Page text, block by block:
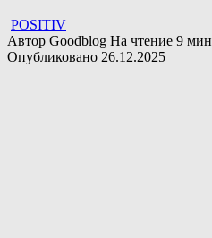
POSITIV
Автор Goodblog На чтение 9 мин
Опубликовано 26.12.2025